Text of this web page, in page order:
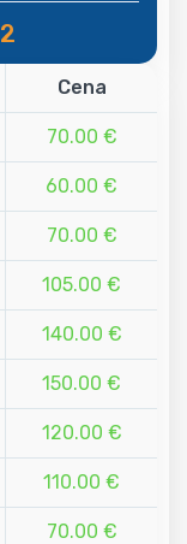
2
Cena
70.00 €
60.00 €
70.00 €
105.00 €
140.00 €
150.00 €
120.00 €
110.00 €
70.00 €